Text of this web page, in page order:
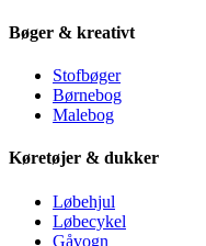
Bøger & kreativt
Stofbøger
Børnebog
Malebog
Køretøjer & dukker
Løbehjul
Løbecykel
Gåvogn